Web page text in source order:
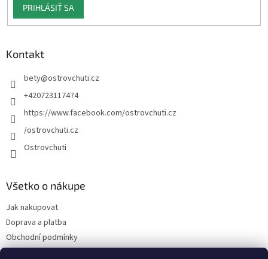
PRIHLÁSIŤ SA
Kontakt
bety@ostrovchuti.cz
+420723117474
https://www.facebook.com/ostrovchuti.cz
/ostrovchuti.cz
Ostrovchuti
Všetko o nákupe
Jak nakupovat
Doprava a platba
Obchodní podmínky